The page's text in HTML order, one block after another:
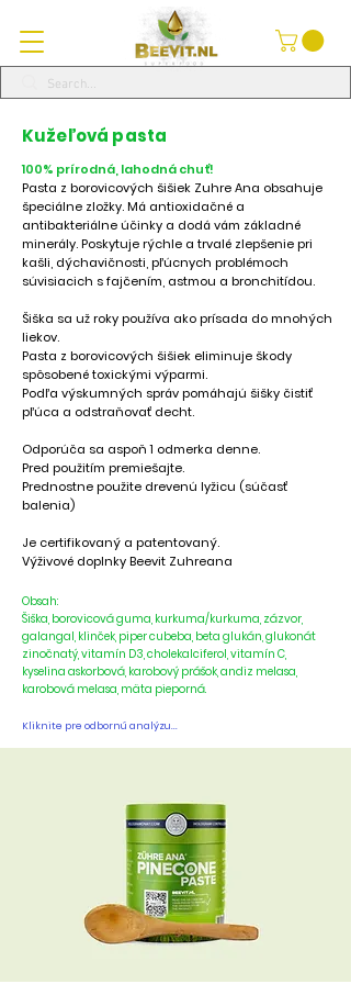
Kužeľová pasta
100% prírodná, lahodná chuť!
Pasta z borovicových šišiek Zuhre Ana obsahuje
špeciálne zložky. Má antioxidačné a
antibakteriálne účinky a dodá vám základné
minerály. Poskytuje rýchle a trvalé zlepšenie pri
kašli, dýchavičnosti, pľúcnych problémoch
súvisiacich s fajčením, astmou a bronchitídou.
Šiška sa už roky používa ako prísada do mnohých
liekov.
Pasta z borovicových šišiek eliminuje škody
spôsobené toxickými výparmi.
Podľa výskumných správ pomáhajú šišky čistiť
pľúca a odstraňovať decht.
Odporúča sa aspoň 1 odmerka denne.
Pred použitím premiešajte.
Prednostne použite drevenú lyžicu (súčasť
balenia)
Je certifikovaný a patentovaný.
Výživové doplnky Beevit Zuhreana
Obsah:
Šiška, borovicová guma, kurkuma/kurkuma, zázvor,
galangal, klinček, piper cubeba, beta glukán, glukonát
zinočnatý, vitamín D3, cholekalciferol, vitamín C,
kyselina askorbová, karobový prášok, andiz melasa,
karobová melasa, mäta pieporná.
Kliknite pre odbornú analýzu...